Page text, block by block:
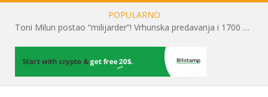
POPULARNO
Toni Milun postao “milijarder”! Vrhunska predavanja i 1700 posjetitelja obilježili su mjesec financijske pismenosti